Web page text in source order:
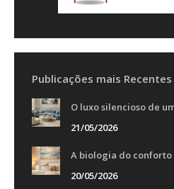
Publicações mais Recentes
O luxo silencioso de
21/05/2026
A biologia do conforto
20/05/2026